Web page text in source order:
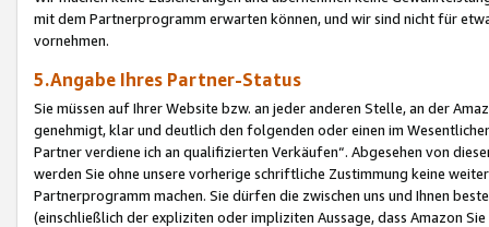
mit dem Partnerprogramm erwarten können, und wir sind nicht für
vornehmen.
5.Angabe Ihres Partner-Status
Sie müssen auf Ihrer Website bzw. an jeder anderen Stelle, an der
genehmigt, klar und deutlich den folgenden oder einen im
Partner verdiene ich an qualifizierten Verkäufen“. Abgesehen von
werden Sie ohne unsere vorherige schriftliche Zustimmung keine
Partnerprogramm machen. Sie dürfen die zwischen uns und Ihnen
(einschließlich der expliziten oder impliziten Aussage, dass Amazon